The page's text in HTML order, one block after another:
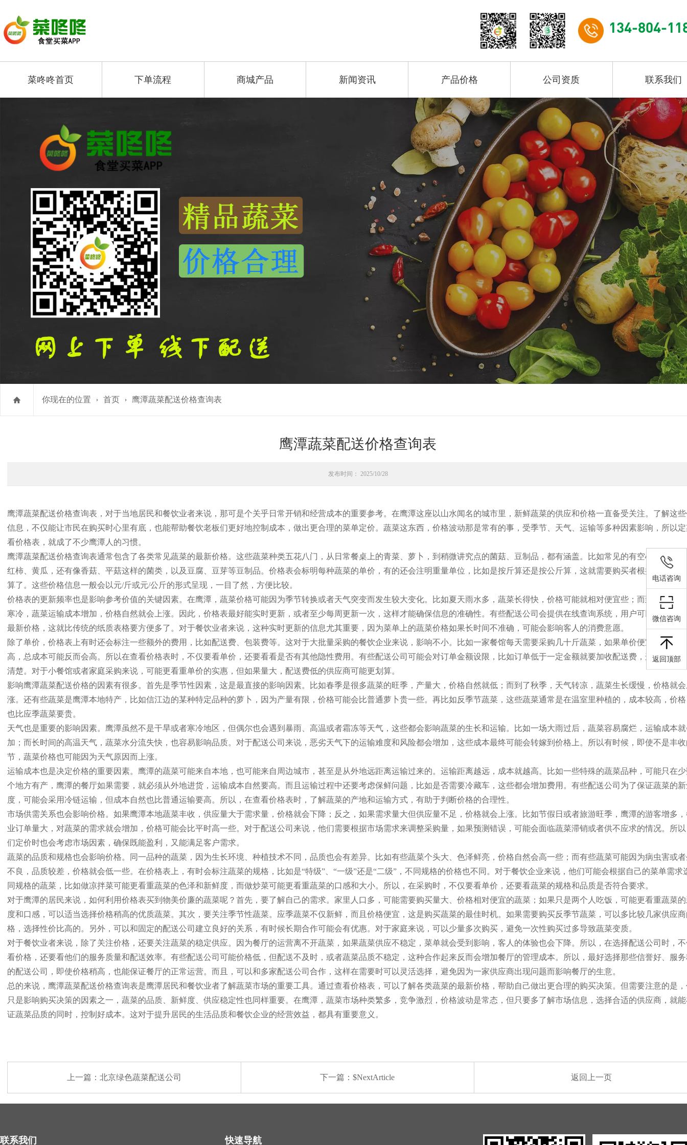
134-804-
菜咚咚首页 下单流程 商城产品 新闻资讯 产品价格 公司资质 联系我们
你现在的位置 首页 鹰潭蔬菜配送价格查询表
鹰潭蔬菜配送价格查询表
发布时间： 2025/10/28
鹰潭蔬菜配送价格查询表，对于当地居民和餐饮业者来说，那可是个关乎日常开销和经营成本的重要参考。在鹰潭这座以山水闻名的城市里，新鲜蔬菜的供应和价格一直备受关注。了解这
信息，不仅能让市民在购买时心里有底，也能帮助餐饮老板们更好地控制成本，做出更合理的菜单定价。蔬菜这东西，价格波动那是常有的事，受季节、天气、运输等多种因素影响，所以
看价格表，就成了不少鹰潭人的习惯。
鹰潭蔬菜配送价格查询表通常包含了各类常见蔬菜的最新价格。这些蔬菜种类五花八门，从日常餐桌上的青菜、萝卜，到稍微讲究点的菌菇、豆制品，都有涵盖。比如常见的有空心菜、包
红柿、黄瓜，还有像香菇、平菇这样的菌类，以及豆腐、豆芽等豆制品。价格表会标明每种蔬菜的单价，有的还会注明重量单位，比如是按斤算还是按公斤算，这就需要购买者根据实际需
算了。这些价格信息一般会以元/斤或元/公斤的形式呈现，一目了然，方便比较。
价格表的更新频率也是影响参考价值的关键因素。在鹰潭，蔬菜价格可能因为季节转换或者天气突变而发生较大变化。比如夏天雨水多，蔬菜长得快，价格可能就相对便宜些；而到了冬天
寒冷，蔬菜运输成本增加，价格自然就会上涨。因此，价格表最好能实时更新，或者至少每周更新一次，这样才能确保信息的准确性。有些配送公司会提供在线查询系统，用户可以随时随
最新价格，这就比传统的纸质表格要方便多了。对于餐饮业者来说，这种实时更新的信息尤其重要，因为菜单上的蔬菜价格如果长时间不准确，可能会影响客人的消费意愿。
除了单价，价格表上有时还会标注一些额外的费用，比如配送费、包装费等。这对于大批量采购的餐饮企业来说，影响不小。比如一家餐馆每天需要采购几十斤蔬菜，如果单价便宜，但配
高，总成本可能反而会高。所以在查看价格表时，不仅要看单价，还要看看是否有其他隐性费用。有些配送公司可能会对订单金额设限，比如订单低于一定金额就要加收配送费，这也要提
清楚。对于小餐馆或者家庭采购来说，可能更看重单价的实惠，但如果量大，配送费低的供应商可能更划算。
影响鹰潭蔬菜配送价格的因素有很多。首先是季节性因素，这是最直接的影响因素。比如春季是很多蔬菜的旺季，产量大，价格自然就低；而到了秋季，天气转凉，蔬菜生长缓慢，价格就
涨。还有些蔬菜是鹰潭本地特产，比如信江边的某种特定品种的萝卜，因为产量有限，价格可能会比普通萝卜贵一些。再比如反季节蔬菜，这些蔬菜通常是在温室里种植的，成本较高，价
也比应季蔬菜要贵。
天气也是重要的影响因素。鹰潭虽然不是干旱或者寒冷地区，但偶尔也会遇到暴雨、高温或者霜冻等天气，这些都会影响蔬菜的生长和运输。比如一场大雨过后，蔬菜容易腐烂，运输成本
加；而长时间的高温天气，蔬菜水分流失快，也容易影响品质。对于配送公司来说，恶劣天气下的运输难度和风险都会增加，这些成本最终可能会转嫁到价格上。所以有时候，即使不是丰
节，蔬菜价格也可能因为天气原因而上涨。
运输成本也是决定价格的重要因素。鹰潭的蔬菜可能来自本地，也可能来自周边城市，甚至是从外地远距离运输过来的。运输距离越远，成本就越高。比如一些特殊的蔬菜品种，可能只在
个地方有产，鹰潭的餐厅如果需要，就必须从外地进货，运输成本自然要高。而且运输过程中还要考虑保鲜问题，比如是否需要冷藏车，这些都会增加费用。有些配送公司为了保证蔬菜的
度，可能会采用冷链运输，但成本自然也比普通运输要高。所以，在查看价格表时，了解蔬菜的产地和运输方式，有助于判断价格的合理性。
市场供需关系也会影响价格。如果鹰潭本地蔬菜丰收，供应量大于需求量，价格就会下降；反之，如果需求量大但供应量不足，价格就会上涨。比如节假日或者旅游旺季，鹰潭的游客增多
业订单量大，对蔬菜的需求就会增加，价格可能会比平时高一些。对于配送公司来说，他们需要根据市场需求来调整采购量，如果预测错误，可能会面临蔬菜滞销或者供不应求的情况。所
们定价时也会考虑市场因素，确保既能盈利，又能满足客户需求。
蔬菜的品质和规格也会影响价格。同一品种的蔬菜，因为生长环境、种植技术不同，品质也会有差异。比如有些蔬菜个头大、色泽鲜亮，价格自然会高一些；而有些蔬菜可能因为病虫害或
不良，品质较差，价格就会低一些。在价格表上，有时会标注蔬菜的规格，比如是“特级”、“一级”还是“二级”，不同规格的价格也不同。对于餐饮企业来说，他们可能会根据自己的菜单需求
同规格的蔬菜，比如做凉拌菜可能更看重蔬菜的色泽和新鲜度，而做炒菜可能更看重蔬菜的口感和大小。所以，在采购时，不仅要看单价，还要看蔬菜的规格和品质是否符合要求。
对于鹰潭的居民来说，如何利用价格表买到物美价廉的蔬菜呢？首先，要了解自己的需求。家里人口多，可能需要购买量大、价格相对便宜的蔬菜；如果只是两个人吃饭，可能更看重蔬菜
度和口感，可以适当选择价格稍高的优质蔬菜。其次，要关注季节性蔬菜。应季蔬菜不仅新鲜，而且价格便宜，这是购买蔬菜的最佳时机。如果需要购买反季节蔬菜，可以多比较几家供应
格，选择性价比高的。另外，可以和固定的配送公司建立良好的关系，有时候长期合作可能会有优惠。对于家庭来说，可以少量多次购买，避免一次性购买过多导致蔬菜变质。
对于餐饮业者来说，除了关注价格，还要关注蔬菜的稳定供应。因为餐厅的运营离不开蔬菜，如果蔬菜供应不稳定，菜单就会受到影响，客人的体验也会下降。所以，在选择配送公司时，
看价格，还要看他们的服务质量和配送效率。有些配送公司可能价格低，但配送不及时，或者蔬菜品质不稳定，这种合作起来反而会增加餐厅的管理成本。所以，最好选择那些信誉好、服
的配送公司，即使价格稍高，也能保证餐厅的正常运营。而且，可以和多家配送公司合作，这样在需要时可以灵活选择，避免因为一家供应商出现问题而影响餐厅的生意。
总的来说，鹰潭蔬菜配送价格查询表是鹰潭居民和餐饮业者了解蔬菜市场的重要工具。通过查看价格表，可以了解各类蔬菜的最新价格，帮助自己做出更合理的购买决策。但需要注意的是
只是影响购买决策的因素之一，蔬菜的品质、新鲜度、供应稳定性也同样重要。在鹰潭，蔬菜市场种类繁多，竞争激烈，价格波动是常态，但只要多了解市场信息，选择合适的供应商，就
证蔬菜品质的同时，控制好成本。这对于提升居民的生活品质和餐饮企业的经营效益，都具有重要意义。
上一篇： 北京绿色蔬菜配送公司 下一篇：$NextArticle 返回上一页
联系我们 快速导航
电话咨询
微信咨询
返回顶部